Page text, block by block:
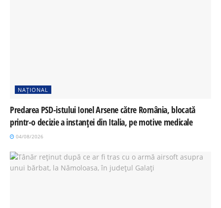
NAȚIONAL
Predarea PSD-istului Ionel Arsene către România, blocată
printr-o decizie a instanței din Italia, pe motive medicale
04/08/2026